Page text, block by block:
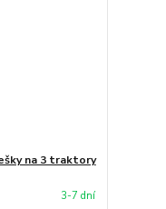
na 3 traktory
3-7 dní